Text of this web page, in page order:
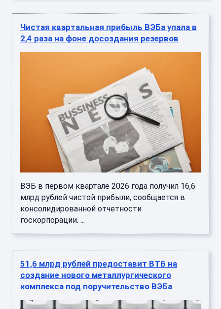
Чистая квартальная прибыль ВЭБа упала в
2,4 раза на фоне досоздания резервов
ВЭБ в первом квартале 2026 года получил 16,6
млрд рублей чистой прибыли, сообщается в
консолидированной отчетности
госкорпорации. ...
51,6 млрд рублей предоставит ВТБ на
создание нового металлургического
комплекса под поручительство ВЭБа